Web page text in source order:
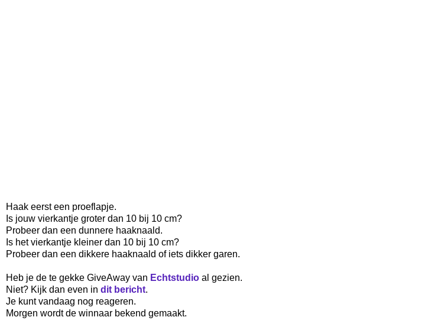
Haak eerst een proeflapje.
Is jouw vierkantje groter dan 10 bij 10 cm?
Probeer dan een dunnere haaknaald.
Is het vierkantje kleiner dan 10 bij 10 cm?
Probeer dan een dikkere haaknaald of iets dikker garen.
Heb je de te gekke GiveAway van Echtstudio al gezien.
Niet? Kijk dan even in dit bericht.
Je kunt vandaag nog reageren.
Morgen wordt de winnaar bekend gemaakt.